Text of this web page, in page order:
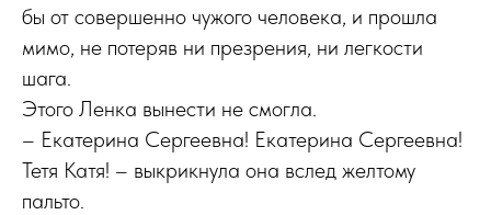
бы от совершенно чужого человека, и прошла
мимо, не потеряв ни презрения, ни легкости
шага.
Этого Ленка вынести не смогла.
– Екатерина Сергеевна! Екатерина Сергеевна!
Тетя Катя! – выкрикнула она вслед желтому
пальто.